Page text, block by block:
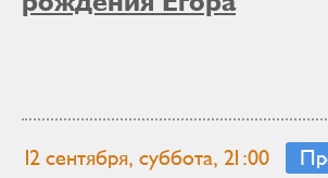
12 сентября, суббота, 21:00